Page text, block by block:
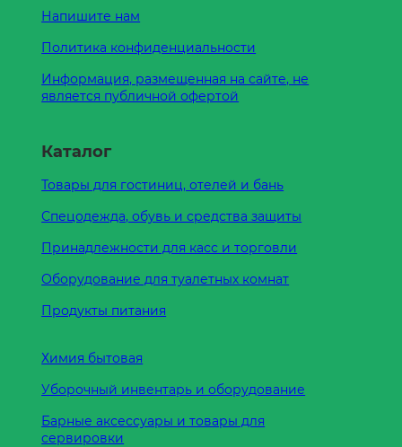
Напишите нам
Политика конфиденциальности
Информация, размещенная на сайте, не
является публичной офертой
Каталог
Товары для гостиниц, отелей и бань
Спецодежда, обувь и средства защиты
Принадлежности для касс и торговли
Оборудование для туалетных комнат
Продукты питания
Химия бытовая
Уборочный инвентарь и оборудование
Барные аксессуары и товары для
сервировки